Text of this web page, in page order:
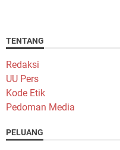
TENTANG
Redaksi
UU Pers
Kode Etik
Pedoman Media
PELUANG